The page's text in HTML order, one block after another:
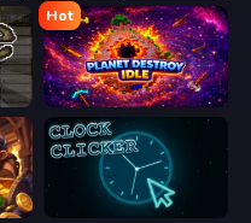
Hot
Planet Destroy Idle
Clock Clicker